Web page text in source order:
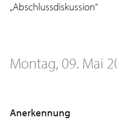
„Abschlussdiskussion“
Montag, 09. Mai
Anerkennung